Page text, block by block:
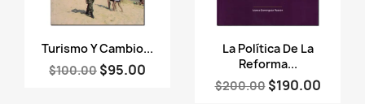
Vista rápida
Turismo Y Cambio...
$100.00 $95.00
Vista rápida
La Política De La
Reforma...
$200.00 $190.00